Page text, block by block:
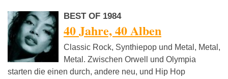
BEST OF 1984
40 Jahre, 40 Alben
Classic Rock, Synthiepop und Metal, Metal,
Metal. Zwischen Orwell und Olympia
starten die einen durch, andere neu, und Hip Hop